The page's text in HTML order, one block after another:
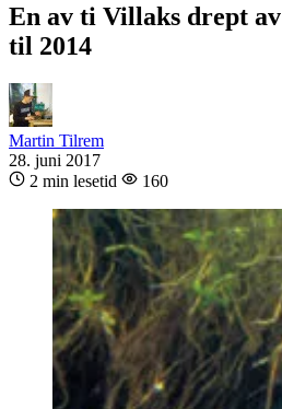
En av ti Villaks drept
til 2014
Martin Tilrem
28. juni 2017
2 min lesetid
160